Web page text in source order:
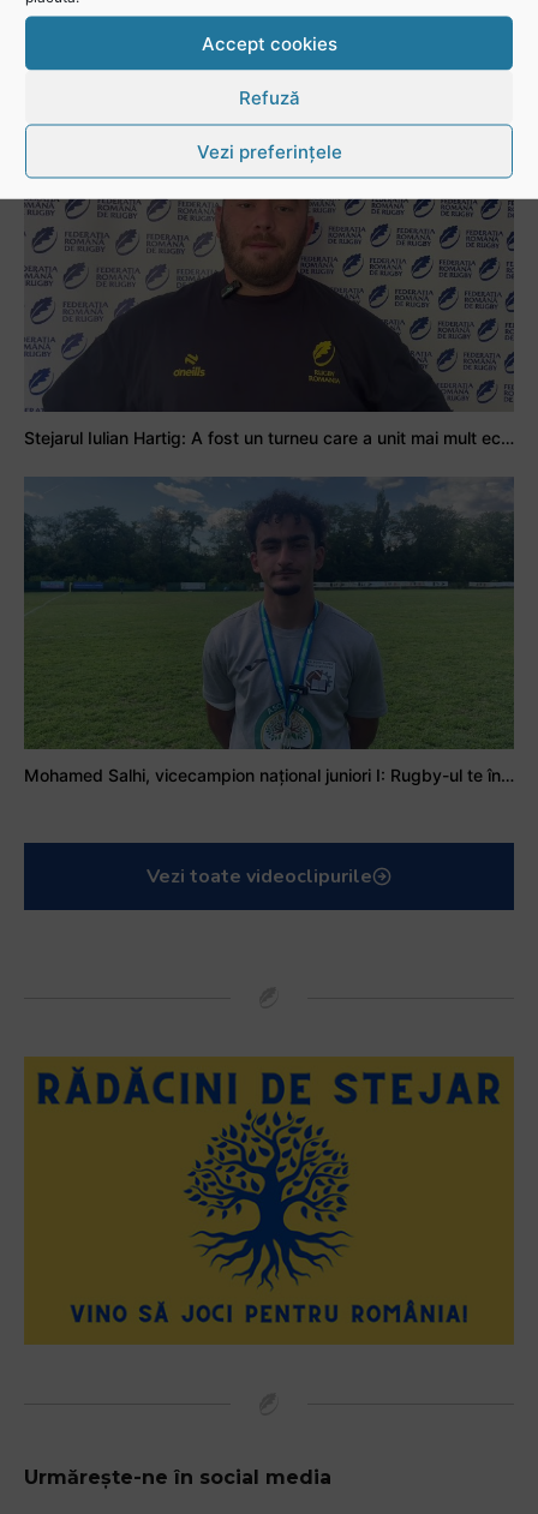
Accept cookies
Refuză
Vezi preferințele
Stejarul Iulian Hartig: A fost un turneu care a unit mai mult echipa
Mohamed Salhi, vicecampion național juniori I: Rugby-ul te învață să accepți și înfrângerile
Vezi toate videoclipurile
Urmărește-ne în social media